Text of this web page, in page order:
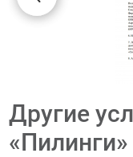
Другие
«Пилинги»